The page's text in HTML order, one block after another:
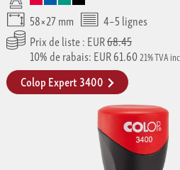
58×27 mm
4–5 lignes
Prix de liste : EUR68.45
10% de rabais: EUR 61.6021% TVA
Colop Expert 3400